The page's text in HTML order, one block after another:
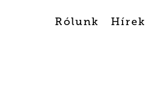
Rólunk Hírek